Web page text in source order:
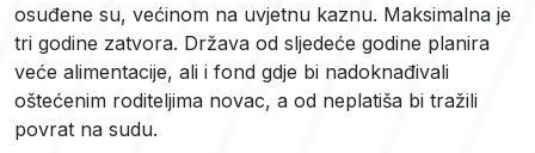
osuđene su, većinom na uvjetnu kaznu. Maksimalna je
tri godine zatvora. Država od sljedeće godine planira
veće alimentacije, ali i fond gdje bi nadoknađivali
oštećenim roditeljima novac, a od neplatiša bi tražili
povrat na sudu.